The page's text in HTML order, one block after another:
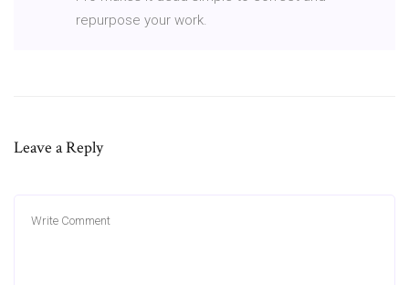
repurpose your work.
Leave a Reply